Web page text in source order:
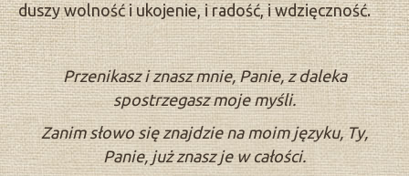
duszy wolność i ukojenie, i radość, i wdzięczność.
Przenikasz i znasz mnie, Panie, z daleka
spostrzegasz moje myśli.
Zanim słowo się znajdzie na moim języku, Ty,
Panie, już znasz je w całości.